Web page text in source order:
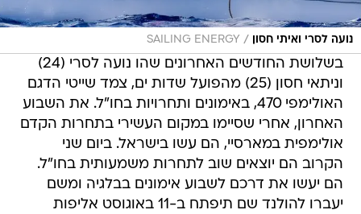
נועה לסרי ואיתי חסון /
SAILING ENERGY
בשלושת החודשים האחרונים שהו נועה לסרי (24)
וניתאי חסון (25) מהפועל שדות ים, צמד שייטי הדגם
האולימפי 470, באימונים ותחרויות בחו"ל. את השבוע
האחרון, אחרי שסיימו במקום העשירי בתחרות הקדם
אולימפית במארסיי, הם עשו בישראל. ביום שני
הקרוב הם יוצאים שוב לתחרות משמעותית בחו"ל.
הם יעשו את דרכם לשבוע אימונים בבלגיה ומשם
יעברו להולנד שם תיפתח ב-11 באוגוסט אליפות